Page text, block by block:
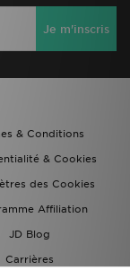
Je m'inscris
& Conditions
& Cookies
des Cookies
Affiliation
JD Blog
Carrières